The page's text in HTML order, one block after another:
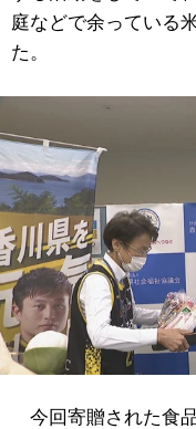
庭などで余っている
た。
今回寄贈された食